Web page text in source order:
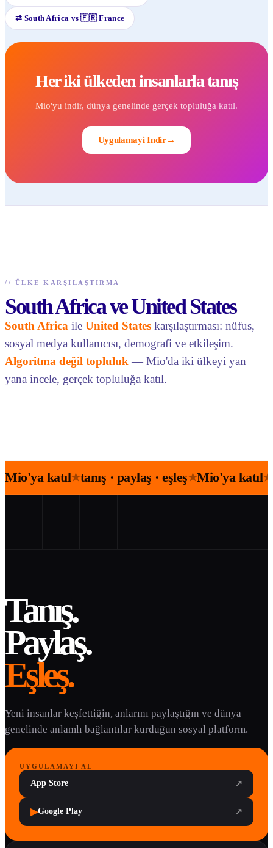
⇄ South Africa vs🇫🇷 France
Her iki ülkeden insanlarla tanış
Mio'yu indir, dünya genelinde gerçek topluluğa katıl.
Uygulamayi Indir→
// ÜLKE KARŞILAŞTIRMA
South Africa ve United States
South Africa ile United States karşılaştırması: nüfus,
sosyal medya kullanıcısı, demografi ve etkileşim.
Algoritma değil topluluk — Mio'da iki ülkeyi yan
yana incele, gerçek topluluğa katıl.
Mio'ya katıl★tanış · paylaş · eşleş★Mio'ya katıl★
Tanış.
Paylaş.
Eşleş.
Yeni insanlar keşfettiğin, anlarını paylaştığın ve dünya
genelinde anlamlı bağlantılar kurduğun sosyal platform.
UYGULAMAYI AL
App Store ↗
▶Google Play ↗